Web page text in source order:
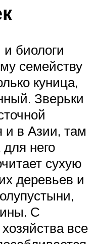
биологи
семейству
куница,
Зверьки
и в Азии, там
него
сухую
деревьев и
С
все